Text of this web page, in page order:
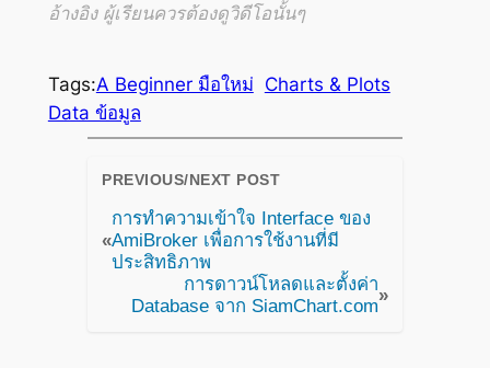
อ้างอิง ผู้เรียนควรต้องดูวิดีโอนั้นๆ
Tags:A Beginner มือใหม่ Charts & Plots
Data ข้อมูล
PREVIOUS/NEXT POST
«
การทำความเข้าใจ Interface ของ
AmiBroker เพื่อการใช้งานที่มี
ประสิทธิภาพ
การดาวน์โหลดและตั้งค่า
Database จาก SiamChart.com
»